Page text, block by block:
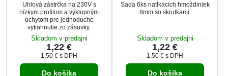
Uhlová zástrčka na 230V s
nízkym profilom a výklopným
úchytom pre jednoduché
vytiahnutie zo zásuvky.
Skladom v predajni
1,22 €
1,50 € s DPH
Do košíka
Sada 6ks natĺkacích hmoždiniek
8mm so skrutkami.
Skladom v predajni
1,22 €
1,50 € s DPH
Do košíka